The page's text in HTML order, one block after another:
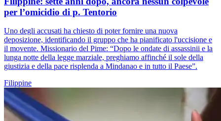
per l’omicidio di p. Tentorio
Uno degli accusati ha chiesto di poter fornire una nuova
deposizione, identificando il gruppo che ha pianificato l'uccisione e
il movente. Missionario del Pime: “Dopo le ondate di assassinii e la
lunga notte della legge marziale, preghiamo affinché il sole della
giustizia e della pace risplenda a Mindanao e in tutto il Paese”.
Filippine